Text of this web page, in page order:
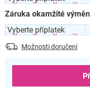
Záruka okamžité
Možnosti doručení